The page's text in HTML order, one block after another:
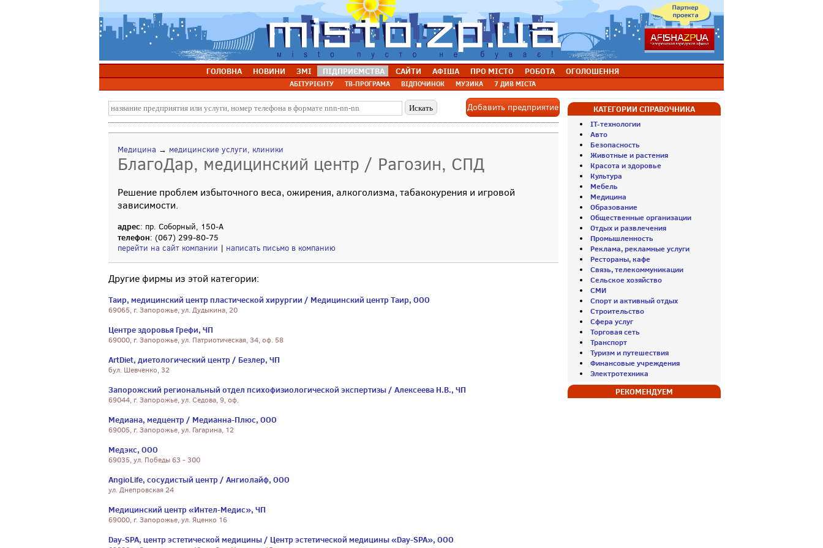
ГОЛОВНА НОВИНИ ЗМІ ПІДПРИЄМСТВА САЙТИ АФІША ПРО МІСТО РОБОТА ОГОЛОШЕННЯ
АБІТУРІЄНТУ ТВ-ПРОГРАМА ВІДПОЧИНОК МУЗИКА 7 ДИВ МІСТА
Добавить предприятие
Медицина → медицинские услуги, клиники
БлагоДар, медицинский центр / Рагозин, СПД
Решение проблем избыточного веса, ожирения, алкоголизма, табакокурения и игровой
зависимости.
адрес: пр. Соборный, 150-А
телефон: (067) 299-80-75
перейти на сайт компании | написать письмо в компанию
Другие фирмы из этой категории:
Таир, медицинский центр пластической хирургии / Медицинский центр Таир, ООО
69065, г. Запорожье, ул. Дудыкина, 20
Центре здоровья Грефи, ЧП
69000, г. Запорожье, ул. Патриотическая, 34, оф. 58
ArtDiet, диетологический центр / Безлер, ЧП
бул. Шевченко, 32
Запорожский региональный отдел психофизиологической экспертизы / Алексеева Н.В., ЧП
69044, г. Запорожье, ул. Седова, 9, оф.
Медиана, медцентр / Медианна-Плюс, ООО
69005, г. Запорожье, ул. Гагарина, 12
Медэкс, ООО
69035, ул. Победы 63 - 300
AngioLife, сосудистый центр / Ангиолайф, ООО
ул. Днепровская 24
Медицинский центр «Интел-Медис», ЧП
69000, г. Запорожье, ул. Яценко 16
Day-SPA, центр эстетической медицины / Центр эстетической медицины «Day-SPA», ООО
КАТЕГОРИИ СПРАВОЧНИКА
IT-технологии
Авто
Безопасность
Животные и растения
Красота и здоровье
Культура
Мебель
Медицина
Образование
Общественные организации
Отдых и развлечения
Промышленность
Реклама, рекламные услуги
Рестораны, кафе
Связь, телекоммуникации
Сельское хозяйство
СМИ
Спорт и активный отдых
Строительство
Сфера услуг
Торговая сеть
Транспорт
Туризм и путешествия
Финансовые учреждения
Электротехника
РЕКОМЕНДУЕМ